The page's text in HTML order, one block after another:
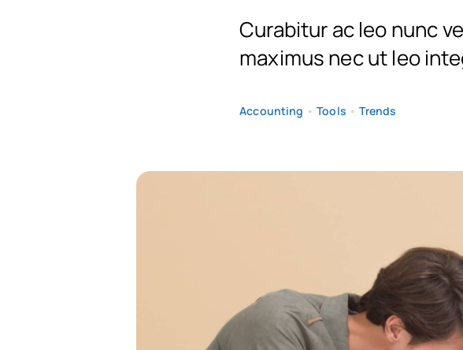
Curabitur ac leo nunc
maximus nec ut leo
Accounting •Tools •Trends